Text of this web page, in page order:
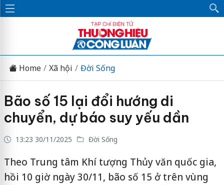
Home Xã hội Đời Sống
Bão số 15 lại đổi hướng di
chuyển, dự báo suy yếu dần
13:23 30/11/2025 Đời Sống
Theo Trung tâm Khí tượng Thủy văn quốc gia,
hồi 10 giờ ngày 30/11, bão số 15 ở trên vùng